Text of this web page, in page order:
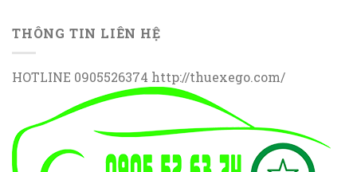
THÔNG TIN LIÊN HỆ
HOTLINE 0905526374 http://thuexego.com/